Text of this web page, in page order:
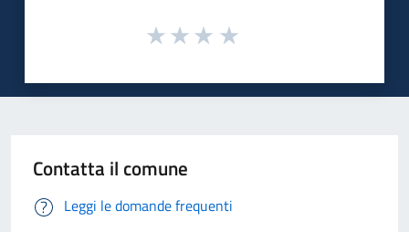
Contatta il comune
Leggi le domande frequenti